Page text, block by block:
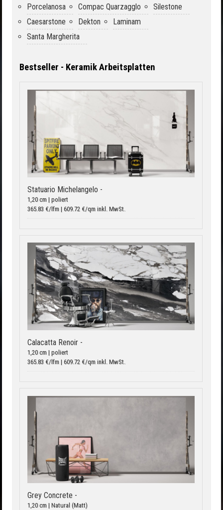
Porcelanosa Compac Quarzagglo
Silestone
Caesarstone
Dekton
Laminam
Santa Margherita
Bestseller - Keramik Arbeitsplatten
Statuario Michelangelo -
1,20 cm | poliert
365.83 €/lfm | 609.72 €/qm inkl. MwSt.
Calacatta Renoir -
1,20 cm | poliert
365.83 €/lfm | 609.72 €/qm inkl. MwSt.
Grey Concrete -
1,20 cm | Natural (Matt)